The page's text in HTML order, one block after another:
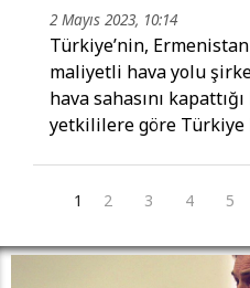
2 Mayıs 2023, 10:14
Türkiye’nin,
maliyetli hava yolu
hava sahasını
yetkililere göre Türkiye
1 2 3 4 5